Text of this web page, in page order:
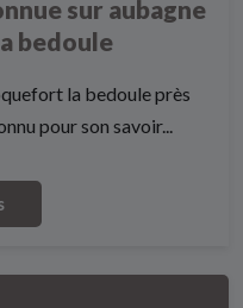
sur aubagne
bedoule
la bedoule près
pour son savoir...